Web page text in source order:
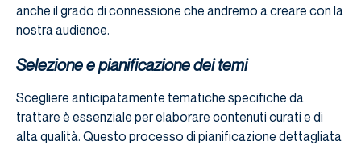
anche il grado di connessione che andremo a creare con la
nostra audience.
Selezione e pianificazione dei temi
Scegliere anticipatamente tematiche specifiche da
trattare è essenziale per elaborare contenuti curati e di
alta qualità. Questo processo di pianificazione dettagliata